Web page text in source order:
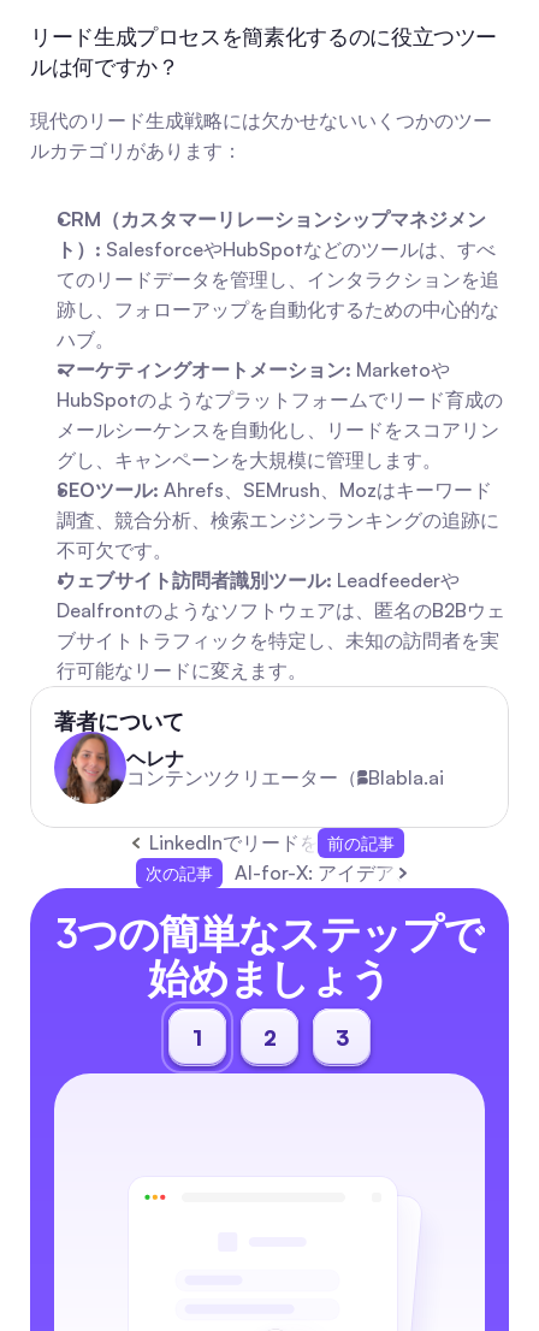
リード生成プロセスを簡素化するのに役立つツー
ルは何ですか？
現代のリード生成戦略には欠かせないいくつかのツー
ルカテゴリがあります：
CRM（カスタマーリレーションシップマネジメン
ト）: SalesforceやHubSpotなどのツールは、すべ
てのリードデータを管理し、インタラクションを追
跡し、フォローアップを自動化するための中心的な
ハブ。
マーケティングオートメーション: Marketoや
HubSpotのようなプラットフォームでリード育成の
メールシーケンスを自動化し、リードをスコアリン
グし、キャンペーンを大規模に管理します。
SEOツール: Ahrefs、SEMrush、Mozはキーワード
調査、競合分析、検索エンジンランキングの追跡に
不可欠です。
ウェブサイト訪問者識別ツール: Leadfeederや
Dealfrontのようなソフトウェアは、匿名のB2Bウェ
ブサイトトラフィックを特定し、未知の訪問者を実
行可能なリードに変えます。
著者について
ヘレナ
コンテンツクリエーター（ Blabla.ai
LinkedInでリードを獲得するための実践的な
前の記事
次の記事
AI-for-X: アイデア、実際のユース
3つの簡単なステップで
始めましょう
1 2 3